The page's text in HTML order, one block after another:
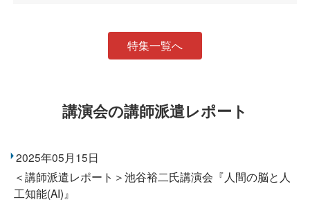
特集一覧へ
講演会の講師派遣レポート
2025年05月15日
＜講師派遣レポート＞池谷裕二氏講演会『人間の脳と人
工知能(AI)』